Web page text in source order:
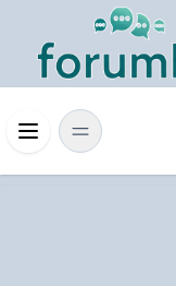
Skip to main content
Menü